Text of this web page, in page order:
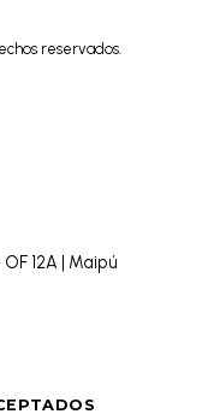
reservados.
12A | Maipú